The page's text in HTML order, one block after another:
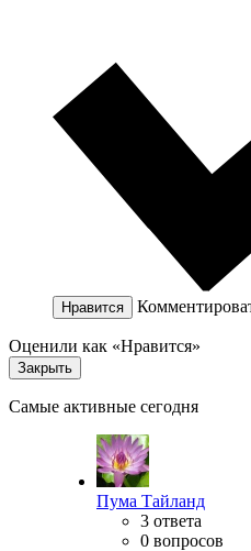
Нравится
Оценили как «Нравится»
Закрыть
Самые активные сегодня
Пума Тайланд
3 ответа
0 вопросов